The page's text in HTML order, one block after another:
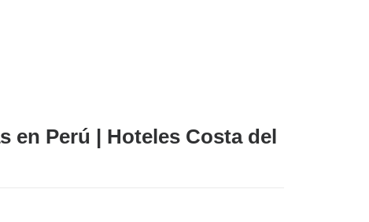
en Perú | Hoteles Costa del